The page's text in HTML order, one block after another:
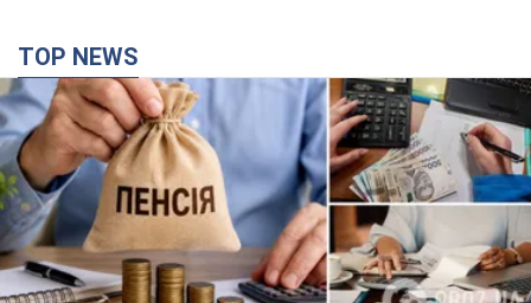
Українці "хакнули" Пенсійний фонд: виплати
масово підвищують через позови, але грошей
не вистачає
Як перераховують пенсії
час назад 26,7 т.